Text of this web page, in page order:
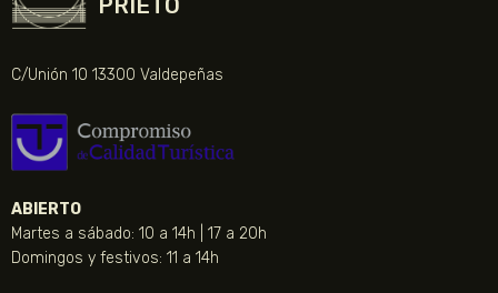
PRIETO
C/Unión 10 13300 Valdepeñas
ABIERTO
Martes a sábado: 10 a 14h | 17 a 20h
Domingos y festivos: 11 a 14h